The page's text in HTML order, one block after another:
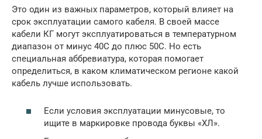
Это один из важных параметров, который влияет на
срок эксплуатации самого кабеля. В своей массе
кабели КГ могут эксплуатироваться в температурном
диапазон от минус 40С до плюс 50С. Но есть
специальная аббревиатура, которая помогает
определиться, в каком климатическом регионе какой
кабель лучше использовать.
Если условия эксплуатации минусовые, то
ищите в маркировке провода буквы «ХЛ».